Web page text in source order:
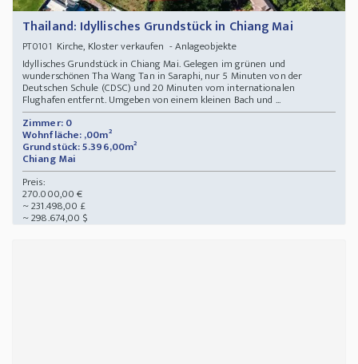
Thailand: Idyllisches Grundstück in Chiang Mai
PT0101 Kirche, Kloster verkaufen - Anlageobjekte
Idyllisches Grundstück in Chiang Mai. Gelegen im grünen und
wunderschönen Tha Wang Tan in Saraphi, nur 5 Minuten von der
Deutschen Schule (CDSC) und 20 Minuten vom internationalen
Flughafen entfernt. Umgeben von einem kleinen Bach und ...
Zimmer: 0
Wohnfläche: ,00m²
Grundstück: 5.396,00m²
Chiang Mai
Preis:
270.000,00 €
~ 231.498,00 £
~ 298.674,00 $